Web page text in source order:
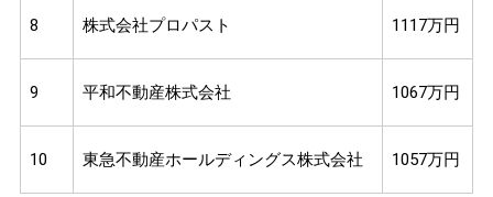
8 株式会社プロパスト 1117万円
9 平和不動産株式会社 1067万円
10 東急不動産ホールディングス株式会社 1057万円